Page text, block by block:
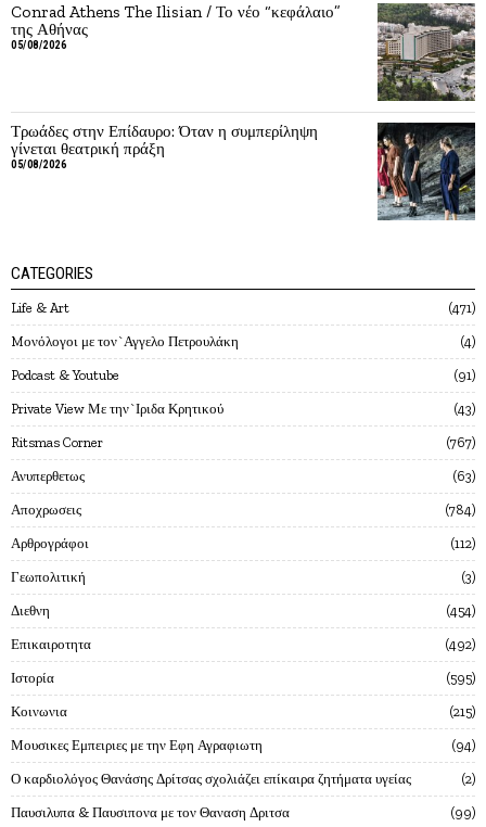
Conrad Athens The Ilisian / Το νέο “κεφάλαιο”
της Αθήνας
05/08/2026
Τρωάδες στην Επίδαυρο: Όταν η συμπερίληψη
γίνεται θεατρική πράξη
05/08/2026
CATEGORIES
Life & Art 471
Mονόλογοι με τον`Αγγελο Πετρουλάκη 4
Podcast & Youtube 91
Private View Με την`Ιριδα Κρητικού 43
Ritsmas Corner 767
Ανυπερθετως 63
Αποχρωσεις 784
Αρθρογράφοι 112
Γεωπολιτική 3
Διεθνη 454
Επικαιροτητα 492
Ιστορία 595
Κοινωνια 215
Μουσικες Εμπειριες με την Εφη Αγραφιωτη 94
Ο καρδιολόγος Θανάσης Δρίτσας σχολιάζει επίκαιρα ζητήματα υγείας 2
Παυσιλυπα & Παυσιπονα με τον Θαναση Δριτσα 99